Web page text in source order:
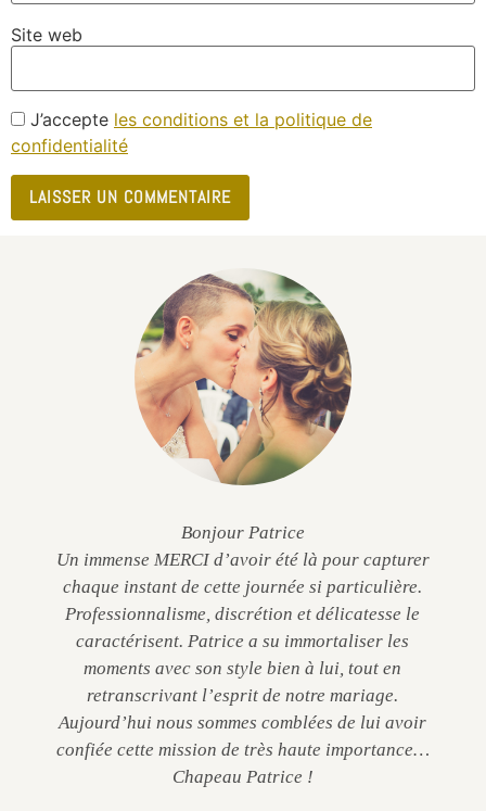
Site web
J’accepte les conditions et la politique de
confidentialité
Bonjour Patrice
Un immense MERCI d’avoir été là pour capturer
chaque instant de cette journée si particulière.
Professionnalisme, discrétion et délicatesse le
caractérisent. Patrice a su immortaliser les
moments avec son style bien à lui, tout en
retranscrivant l’esprit de notre mariage.
Aujourd’hui nous sommes comblées de lui avoir
confiée cette mission de très haute importance…
Chapeau Patrice !